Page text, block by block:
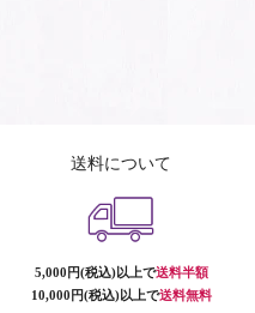
送料について
5,000円(税込)以上で送料半額
10,000円(税込)以上で送料無料